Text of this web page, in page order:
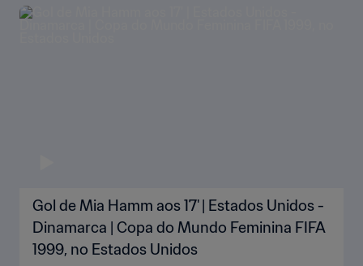
Gol de Mia Hamm aos 17' | Estados Unidos -
Dinamarca | Copa do Mundo Feminina FIFA
1999, no Estados Unidos